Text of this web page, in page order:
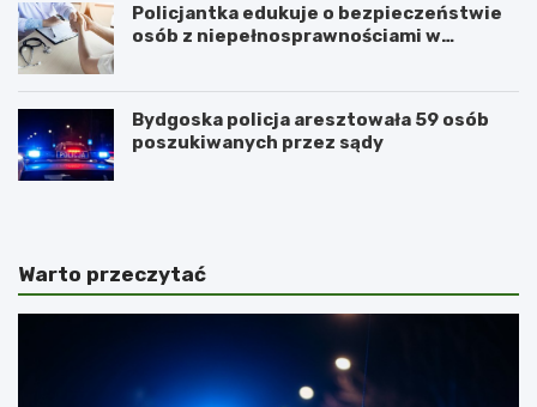
Policjantka edukuje o bezpieczeństwie
osób z niepełnosprawnościami w
Bydgoska policja aresztowała 59 osób
poszukiwanych przez sądy
Warto przeczytać